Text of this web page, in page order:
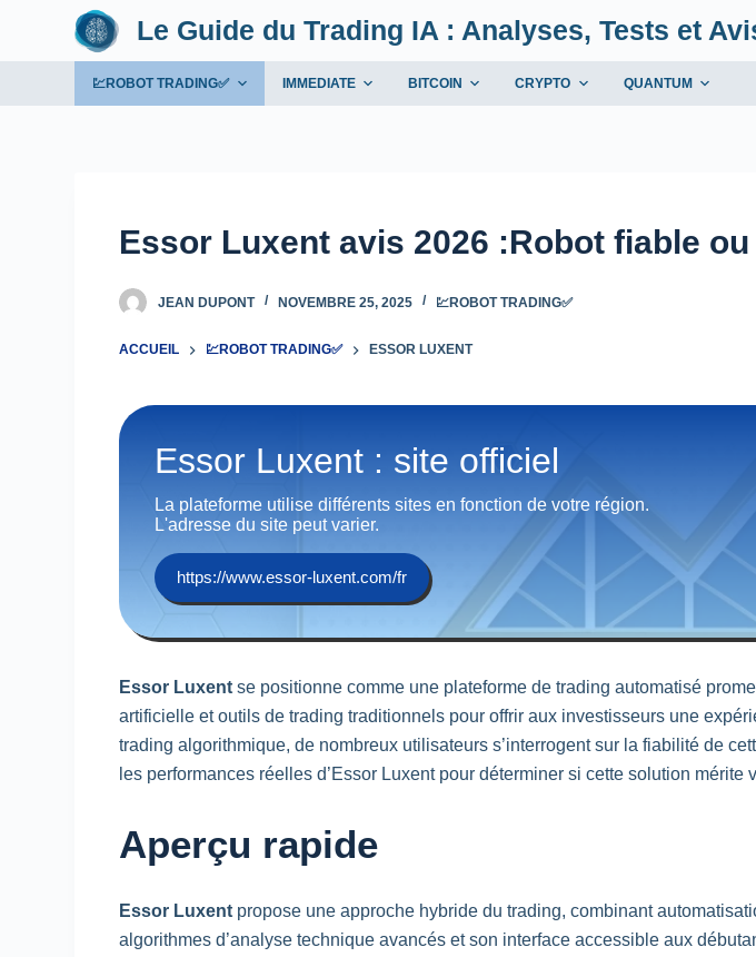
Le Guide du Trading IA : Analyses, Tests et
💹ROBOT TRADING✅ IMMEDIATE BITCOIN CRYPTO QUANTUM
Essor Luxent avis 2026 :Robot fiable
JEAN DUPONT NOVEMBRE 25, 2025 💹ROBOT TRADING✅
ACCUEIL 💹ROBOT TRADING✅ ESSOR LUXENT
Essor Luxent : site officiel
La plateforme utilise différents sites en fonction de votre région.
L'adresse du site peut varier.
https://www.essor-luxent.com/fr
Essor Luxent se positionne comme une plateforme detrading automatisé
artificielle et outils detrading traditionnels pour offrir aux investisseurs une
trading algorithmique, de nombreux utilisateurs s’interrogent sur la fiabilité de
les performances réelles d’Essor Luxent pour déterminer si cette solution mérite
Aperçu rapide
Essor Luxent propose une approche hybride dutrading, combinant
algorithmes d’analyse technique avancés et son interface accessible aux